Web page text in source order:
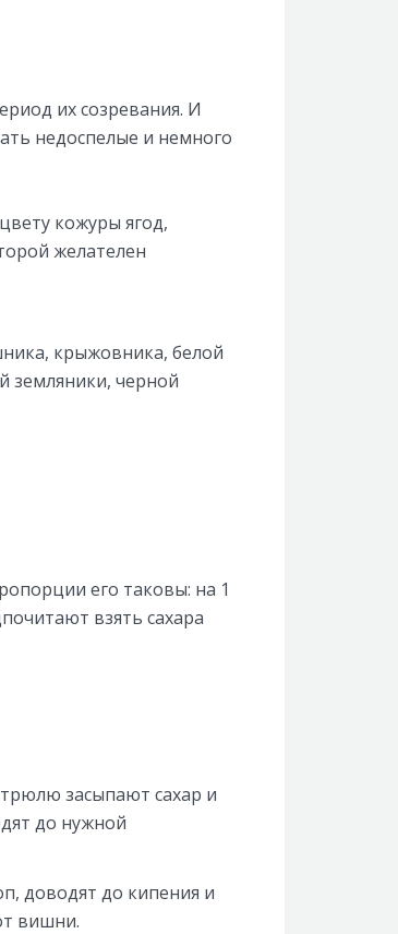
их созревания. И
недоспелые и немного
кожуры ягод,
желателен
крыжовника, белой
земляники, черной
его таковы: на 1
взять сахара
засыпают сахар и
до нужной
доводят до кипения и
вишни.